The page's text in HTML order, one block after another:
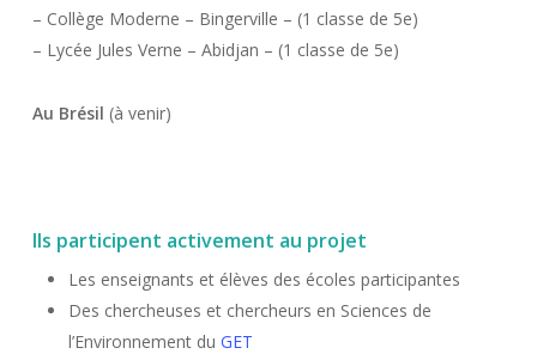
– Collège Moderne – Bingerville – (1 classe de 5e)
– Lycée Jules Verne – Abidjan – (1 classe de 5e)
Au Brésil (à venir)
Ils participent activement au projet
Les enseignants et élèves des écoles participantes
Des chercheuses et chercheurs en Sciences de
l’Environnement du GET